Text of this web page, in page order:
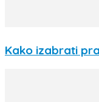
Kako izabrati